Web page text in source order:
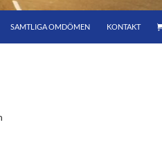
SAMTLIGA OMDÖMEN KONTAKT